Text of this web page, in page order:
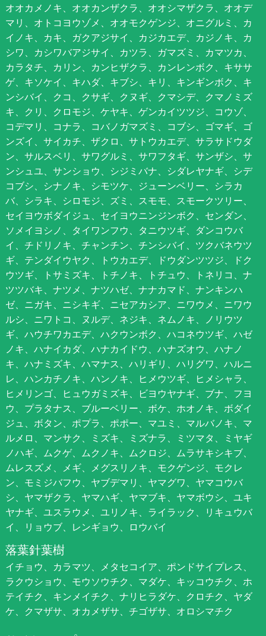
オオカメノキ、オオカンザクラ、オオシマザクラ、オオデ
マリ、オトコヨウゾメ、オオモクゲンジ、オニグルミ、カ
イノキ、カキ、ガクアジサイ、カジカエデ、カジノキ、カ
シワ、カシワバアジサイ、カツラ、ガマズミ、カマツカ、
カラタチ、カリン、カンヒザクラ、カンレンボク、キササ
ゲ、キソケイ、キハダ、キブシ、キリ、キンギンボク、キ
ンシバイ、クコ、クサギ、クヌギ、クマシデ、クマノミズ
キ、クリ、クロモジ、ケヤキ、ゲンカイツツジ、コウゾ、
コデマリ、コナラ、コバノガマズミ、コブシ、ゴマギ、ゴ
ンズイ、サイカチ、ザクロ、サトウカエデ、サラサドウダ
ン、サルスベリ、サワグルミ、サワフタギ、サンザシ、サ
ンシュユ、サンショウ、シジミバナ、シダレヤナギ、シデ
コブシ、シナノキ、シモツケ、ジューンベリー、シラカ
バ、シラキ、シロモジ、ズミ、スモモ、スモークツリー、
セイヨウボダイジュ、セイヨウニンジンボク、センダン、
ソメイヨシノ、タイワンフウ、タニウツギ、ダンコウバ
イ、チドリノキ、チャンチン、チンシバイ、ツクバネウツ
ギ、テンダイウヤク、トウカエデ、ドウダンツツジ、ドク
ウツギ、トサミズキ、トチノキ、トチュウ、トネリコ、ナ
ツツバキ、ナツメ、ナツハゼ、ナナカマド、ナンキンハ
ゼ、ニガキ、ニシキギ、ニセアカシア、ニワウメ、ニワウ
ルシ、ニワトコ、ヌルデ、ネジキ、ネムノキ、ノリウツ
ギ、ハウチワカエデ、ハクウンボク、ハコネウツギ、ハゼ
ノキ、ハナイカダ、ハナカイドウ、ハナズオウ、ハナノ
キ、ハナミズキ、ハマナス、ハリギリ、ハリグワ、ハルニ
レ、ハンカチノキ、ハンノキ、ヒメウツギ、ヒメシャラ、
ヒメリンゴ、ヒュウガミズキ、ビヨウヤナギ、ブナ、フヨ
ウ、プラタナス、ブルーベリー、ボケ、ホオノキ、ボダイ
ジュ、ボタン、ポプラ、ポポー、マユミ、マルバノキ、マ
ルメロ、マンサク、ミズキ、ミズナラ、ミツマタ、ミヤギ
ノハギ、ムクゲ、ムクノキ、ムクロジ、ムラサキシキブ、
ムレスズメ、メギ、メグスリノキ、モクゲンジ、モクレ
ン、モミジバフウ、ヤブデマリ、ヤマグワ、ヤマコウバ
シ、ヤマザクラ、ヤマハギ、ヤマブキ、ヤマボウシ、ユキ
ヤナギ、ユスラウメ、ユリノキ、ライラック、リキュウバ
イ、リョウブ、レンギョウ、ロウバイ
落葉針葉樹
イチョウ、カラマツ、メタセコイア、ポンドサイプレス、
ラクウショウ、モウソウチク、マダケ、キッコウチク、ホ
テイチク、キンメイチク、ナリヒラダケ、クロチク、ヤダ
ケ、クマザサ、オカメザサ、チゴザサ、オロシマチク